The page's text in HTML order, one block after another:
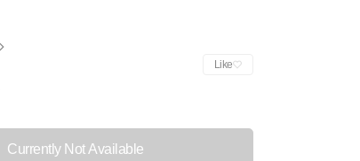
Like
Currently Not Available